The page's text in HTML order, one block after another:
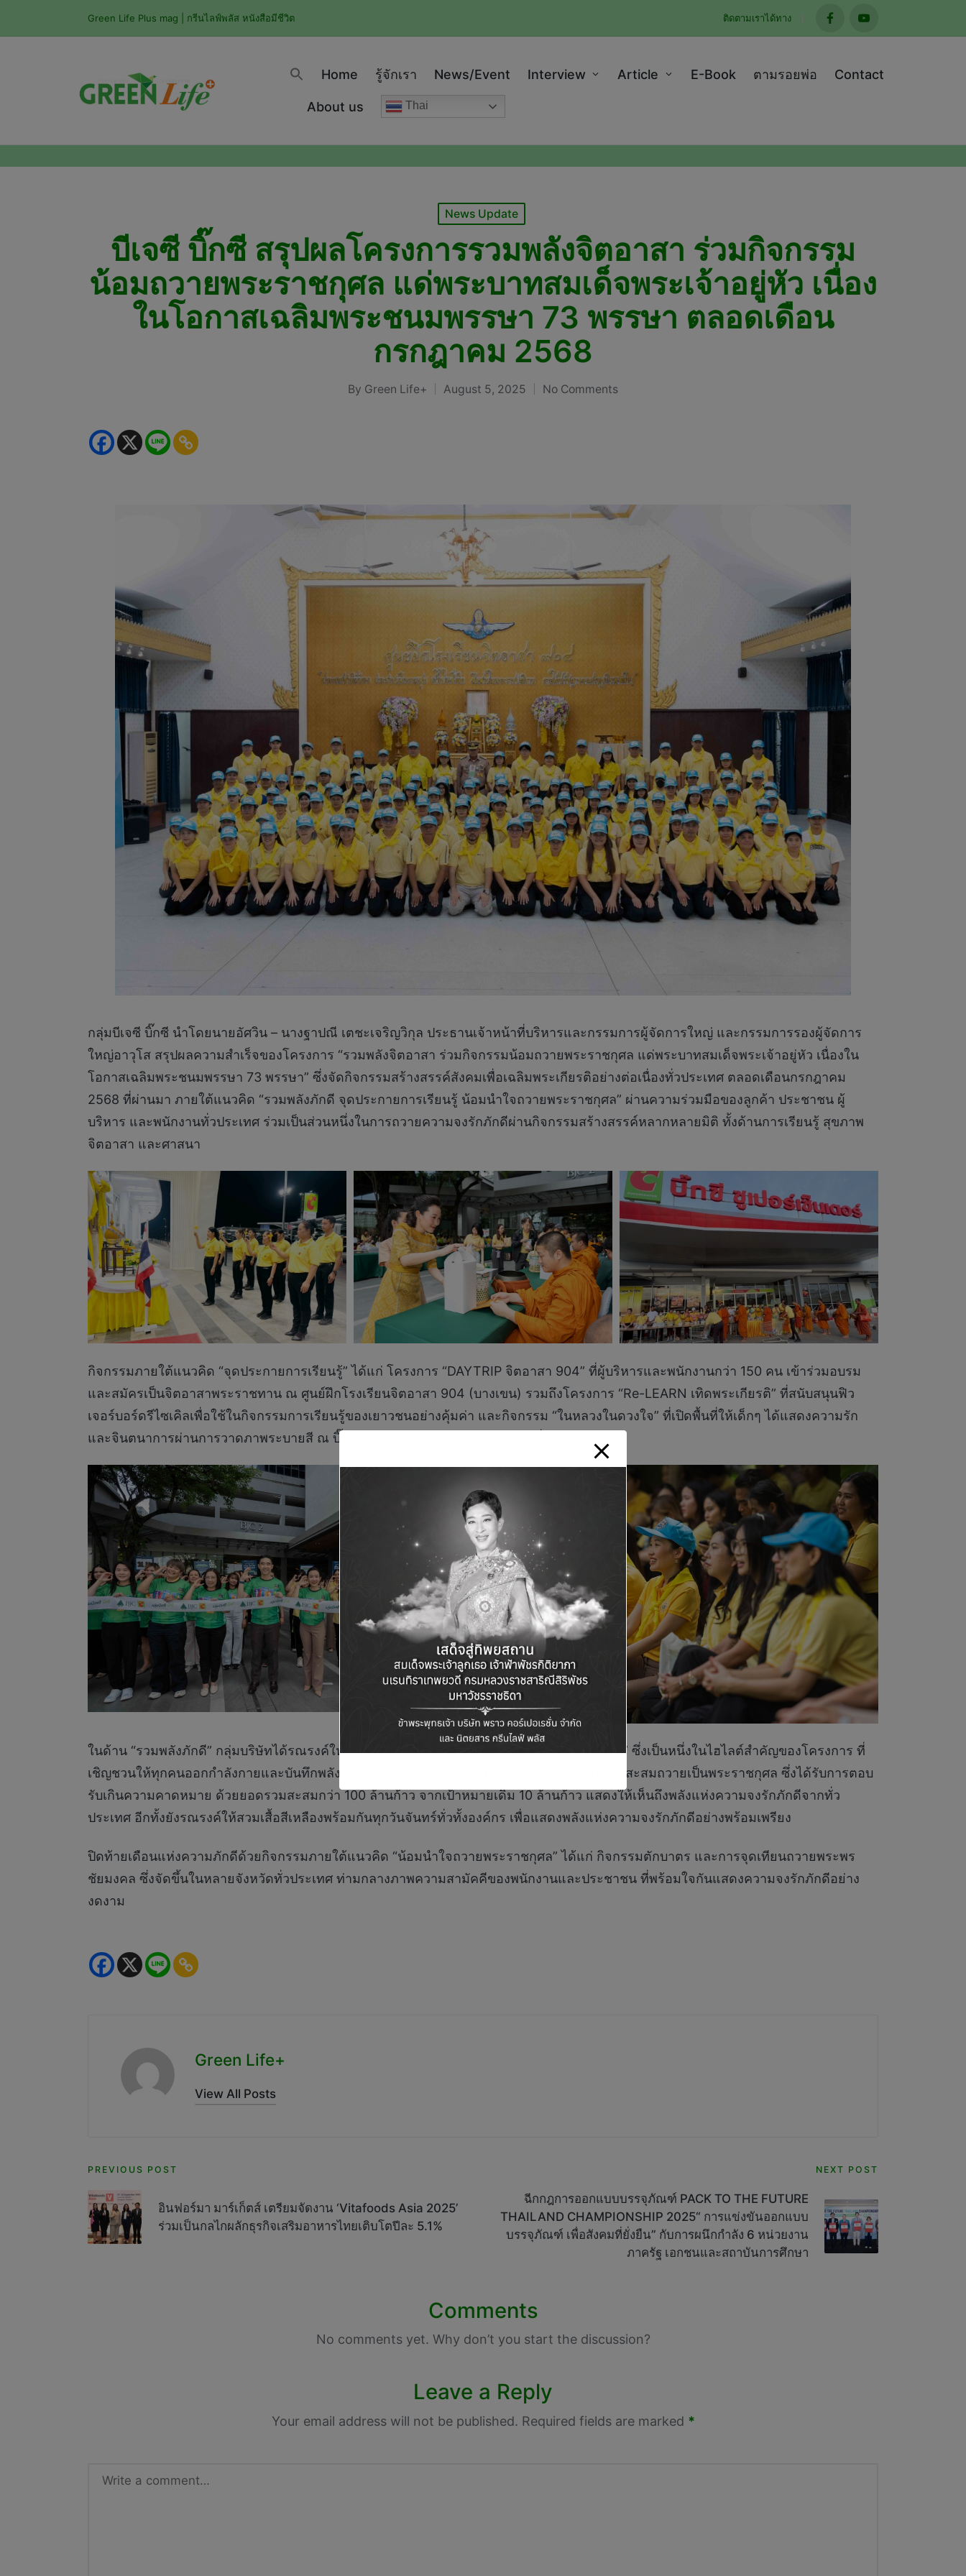
Green Life Plus mag | กรีนไลฟ์พลัส หนังสือมีชีวิต ติดตามเราได้ทาง
facebookyoutube
Home รู้จักเรา News/Event Interview Article E-Book ตามรอยพ่อ Contact
About us Thai
Posted
News Update
บีเจซี บิ๊กซี สรุปผลโครงการรวมพลังจิตอาสา ร่วมกิจกรรม
น้อมถวายพระราชกุศล แด่พระบาทสมเด็จพระเจ้าอยู่หัว เนื่อง
ในโอกาสเฉลิมพระชนมพรรษา 73 พรรษา ตลอดเดือน
กรกฎาคม 2568
Posted
By Green Life+ August 5, 2025 No Comments
กลุ่มบีเจซี บิ๊กซี นำโดยนายอัศวิน – นางฐาปณี เตชะเจริญวิกุล ประธานเจ้าหน้าที่บริหารและกรรมการผู้จัดการใหญ่ และกรรมการรองผู้จัดการ
ใหญ่อาวุโส สรุปผลความสำเร็จของโครงการ “รวมพลังจิตอาสา ร่วมกิจกรรมน้อมถวายพระราชกุศล แด่พระบาทสมเด็จพระเจ้าอยู่หัว เนื่องใน
โอกาสเฉลิมพระชนมพรรษา 73 พรรษา” ซึ่งจัดกิจกรรมสร้างสรรค์สังคมเพื่อเฉลิมพระเกียรติอย่างต่อเนื่องทั่วประเทศ ตลอดเดือนกรกฎาคม
2568 ที่ผ่านมา ภายใต้แนวคิด “รวมพลังภักดี จุดประกายการเรียนรู้ น้อมนำใจถวายพระราชกุศล” ผ่านความร่วมมือของลูกค้า ประชาชน ผู้
บริหาร และพนักงานทั่วประเทศ ร่วมเป็นส่วนหนึ่งในการถวายความจงรักภักดีผ่านกิจกรรมสร้างสรรค์หลากหลายมิติ ทั้งด้านการเรียนรู้ สุขภาพ
จิตอาสา และศาสนา
กิจกรรมภายใต้แนวคิด “จุดประกายการเรียนรู้” ได้แก่ โครงการ “DAYTRIP จิตอาสา 904” ที่ผู้บริหารและพนักงานกว่า 150 คน เข้าร่วมอบรม
และสมัครเป็นจิตอาสาพระราชทาน ณ ศูนย์ฝึกโรงเรียนจิตอาสา 904 (บางเขน) รวมถึงโครงการ “Re-LEARN เทิดพระเกียรติ” ที่สนับสนุนฟิว
เจอร์บอร์ดรีไซเคิลเพื่อใช้ในกิจกรรมการเรียนรู้ของเยาวชนอย่างคุ้มค่า และกิจกรรม “ในหลวงในดวงใจ” ที่เปิดพื้นที่ให้เด็กๆ ได้แสดงความรัก
และจินตนาการผ่านการวาดภาพระบายสี ณ บิ๊กซี ซูเปอร์เซ็นเตอร์ กว่า 200 สาขาทั่วประเทศ
ในด้าน “รวมพลังภักดี” กลุ่มบริษัทได้รณรงค์ให้พนักงานร่วมกิจกรรม “10 ล้านก้าวเทิดไท้องค์ราชา” ซึ่งเป็นหนึ่งในไฮไลต์สำคัญของโครงการ ที่
เชิญชวนให้ทุกคนออกกำลังกายและบันทึกพลังงานผ่านแอป CCC เพื่อนำมาคำนวณเป็นจำนวนก้าวสะสมถวายเป็นพระราชกุศล ซึ่งได้รับการตอบ
รับเกินความคาดหมาย ด้วยยอดรวมสะสมกว่า 100 ล้านก้าว จากเป้าหมายเดิม 10 ล้านก้าว แสดงให้เห็นถึงพลังแห่งความจงรักภักดีจากทั่ว
ประเทศ อีกทั้งยังรณรงค์ให้สวมเสื้อสีเหลืองพร้อมกันทุกวันจันทร์ทั่วทั้งองค์กร เพื่อแสดงพลังแห่งความจงรักภักดีอย่างพร้อมเพรียง
ปิดท้ายเดือนแห่งความภักดีด้วยกิจกรรมภายใต้แนวคิด “น้อมนำใจถวายพระราชกุศล” ได้แก่ กิจกรรมตักบาตร และการจุดเทียนถวายพระพร
ชัยมงคล ซึ่งจัดขึ้นในหลายจังหวัดทั่วประเทศ ท่ามกลางภาพความสามัคคีของพนักงานและประชาชน ที่พร้อมใจกันแสดงความจงรักภักดีอย่าง
งดงาม
Green Life+
View All Posts
Post
navigation
PREVIOUS POST
อินฟอร์มา มาร์เก็ตส์ เตรียมจัดงาน ‘Vitafoods Asia 2025’
ร่วมเป็นกลไกผลักธุรกิจเสริมอาหารไทยเติบโตปีละ 5.1%
NEXT POST
ฉีกกฎการออกแบบบรรจุภัณฑ์ PACK TO THE FUTURE
THAILAND CHAMPIONSHIP 2025“ การแข่งขันออกแบบ
บรรจุภัณฑ์ เพื่อสังคมที่ยั่งยืน” กับการผนึกกำลัง 6 หน่วยงาน
ภาครัฐ เอกชนและสถาบันการศึกษา
Comments
No comments yet. Why don’t you start the discussion?
Leave a Reply
Your email address will not be published. Required fields are marked *